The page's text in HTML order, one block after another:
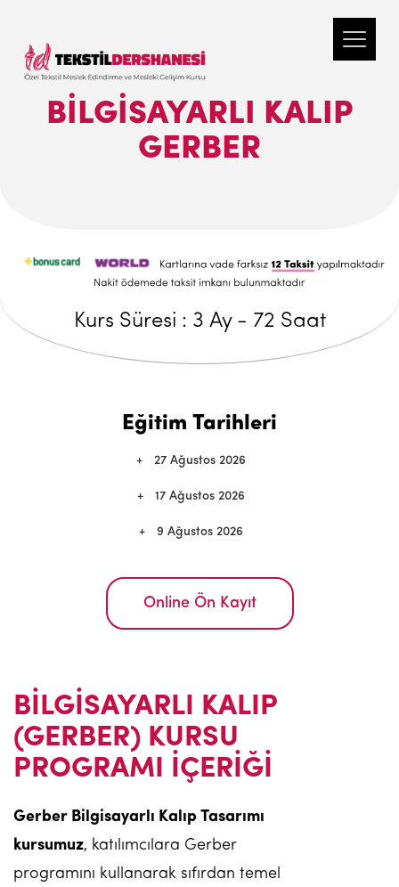
BİLGİSAYARLI KALIP
GERBER
Kurs Süresi : 3 Ay - 72 Saat
Eğitim Tarihleri
27 Ağustos 2026
17 Ağustos 2026
9 Ağustos 2026
Online Ön Kayıt
BİLGİSAYARLI KALIP
(GERBER) KURSU
PROGRAMI İÇERİĞİ
Gerber Bilgisayarlı Kalıp Tasarımı
kursumuz, katılımcılara Gerber
programını kullanarak sıfırdan temel